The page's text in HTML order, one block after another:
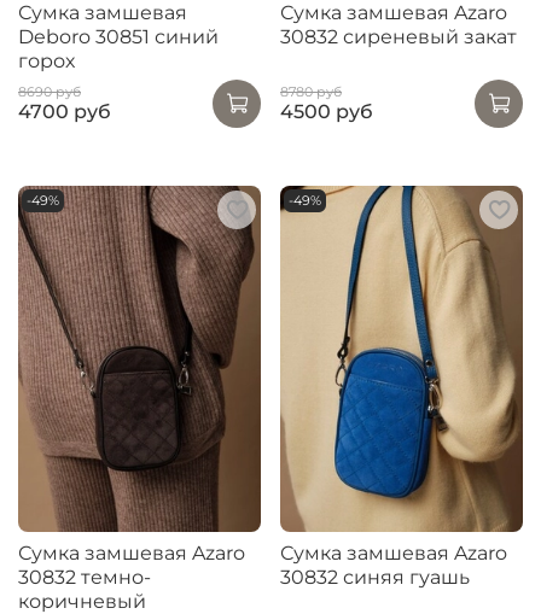
Сумка замшевая
Deboro 30851 синий
горох
8690 руб
4700 руб
Сумка замшевая Azaro
30832 сиреневый закат
8780 руб
4500 руб
-49%
Сумка замшевая Azaro
30832 темно-
коричневый
-49%
Сумка замшевая Azaro
30832 синяя гуашь